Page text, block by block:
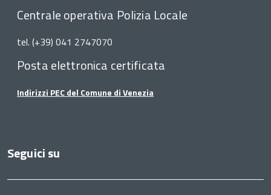
Centrale operativa Polizia Locale
tel. (+39) 041 2747070
Posta elettronica certificata
Indirizzi PEC del Comune di Venezia
Seguici su